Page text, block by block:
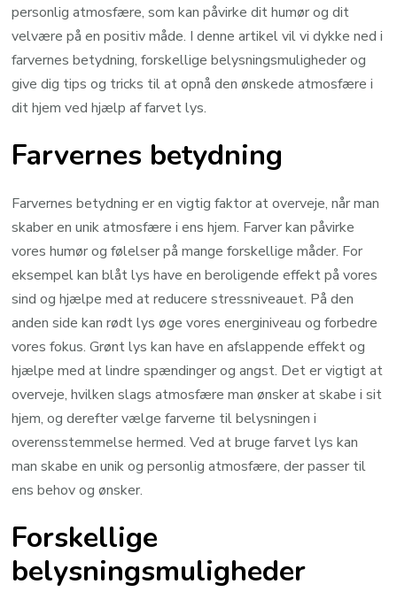
personlig atmosfære, som kan påvirke dit humør og dit
velvære på en positiv måde. I denne artikel vil vi dykke ned i
farvernes betydning, forskellige belysningsmuligheder og
give dig tips og tricks til at opnå den ønskede atmosfære i
dit hjem ved hjælp af farvet lys.
Farvernes betydning
Farvernes betydning er en vigtig faktor at overveje, når man
skaber en unik atmosfære i ens hjem. Farver kan påvirke
vores humør og følelser på mange forskellige måder. For
eksempel kan blåt lys have en beroligende effekt på vores
sind og hjælpe med at reducere stressniveauet. På den
anden side kan rødt lys øge vores energiniveau og forbedre
vores fokus. Grønt lys kan have en afslappende effekt og
hjælpe med at lindre spændinger og angst. Det er vigtigt at
overveje, hvilken slags atmosfære man ønsker at skabe i sit
hjem, og derefter vælge farverne til belysningen i
overensstemmelse hermed. Ved at bruge farvet lys kan
man skabe en unik og personlig atmosfære, der passer til
ens behov og ønsker.
Forskellige
belysningsmuligheder